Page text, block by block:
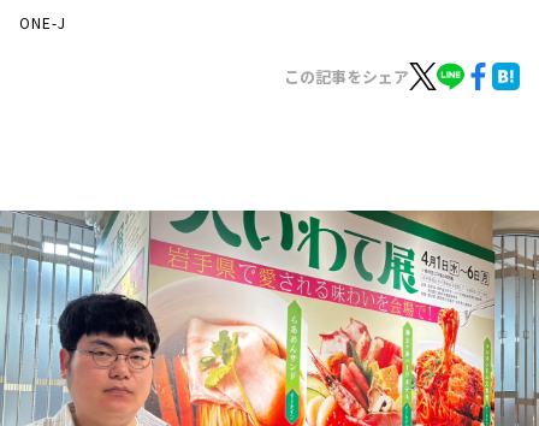
イベント・グッズ
YouTube
会社情報
ONE-J
この記事をシェア